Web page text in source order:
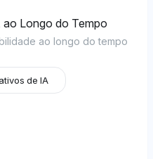
ao Longo do Tempo
ao longo do tempo
de IA